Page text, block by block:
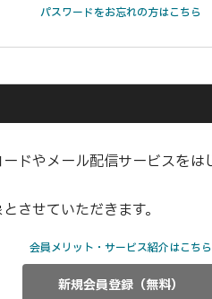
パスワードをお忘れの方はこちら
ドやメール配信サービスを
させていただきます。
会員メリット・サービス紹介はこちら